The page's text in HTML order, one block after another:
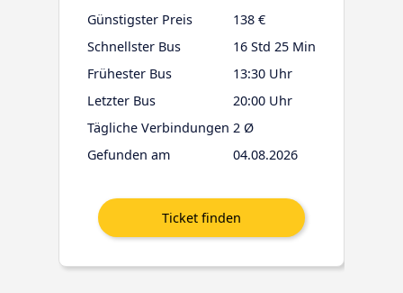
Günstigster Preis
138 €
Schnellster Bus
16 Std 25 Min
Frühester Bus
13:30 Uhr
Letzter Bus
20:00 Uhr
Tägliche Verbindungen 2 Ø
Gefunden am
04.08.2026